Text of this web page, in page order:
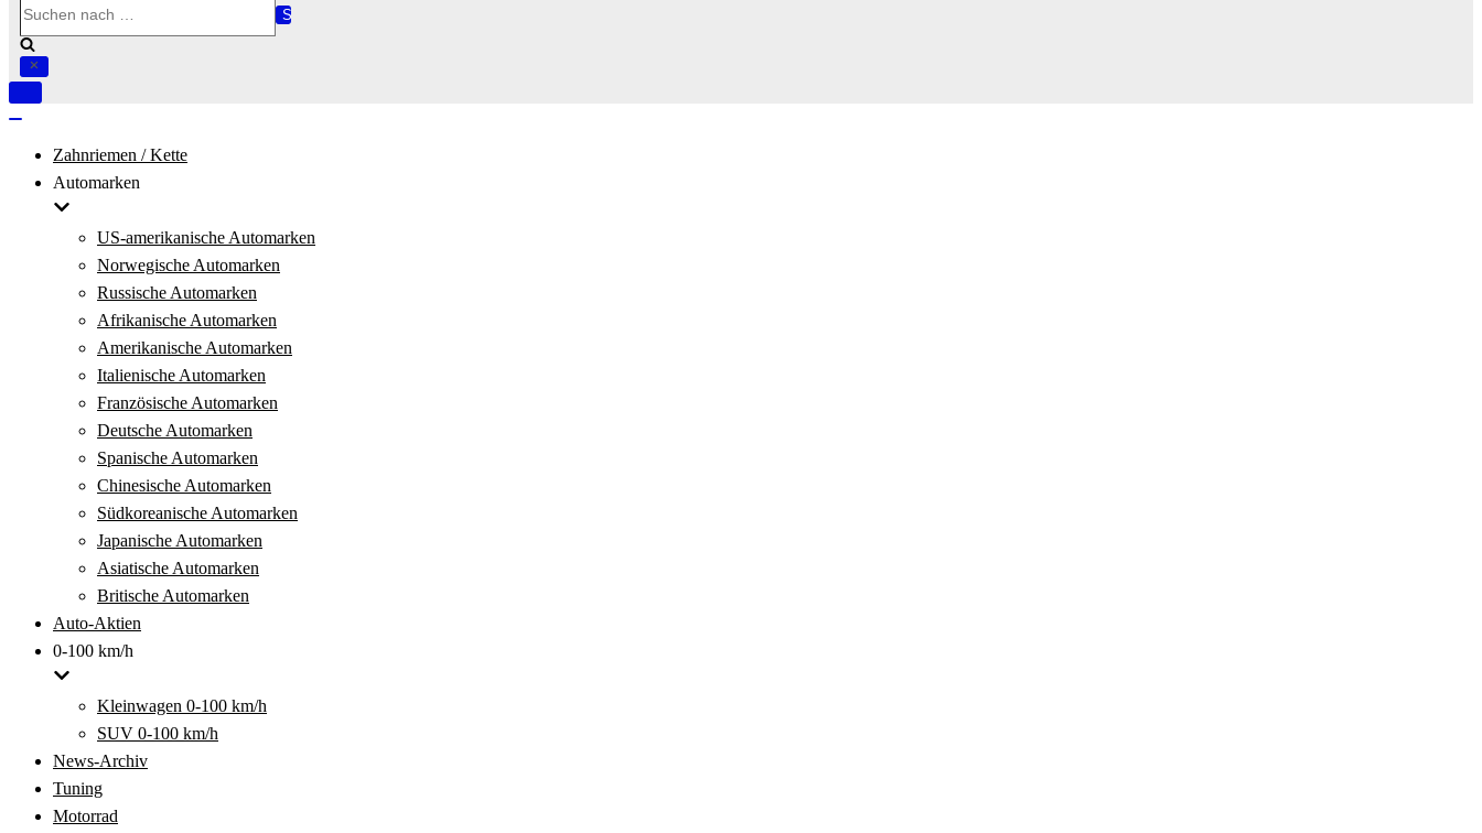
nach …
Navigation
Zahnriemen / Kette
Automarken
US-amerikanische Automarken
Norwegische Automarken
Russische Automarken
Afrikanische Automarken
Amerikanische Automarken
Italienische Automarken
Französische Automarken
Deutsche Automarken
Spanische Automarken
Chinesische Automarken
Südkoreanische Automarken
Japanische Automarken
Asiatische Automarken
Britische Automarken
Auto-Aktien
0-100 km/h
Kleinwagen 0-100 km/h
SUV 0-100 km/h
News-Archiv
Tuning
Motorrad